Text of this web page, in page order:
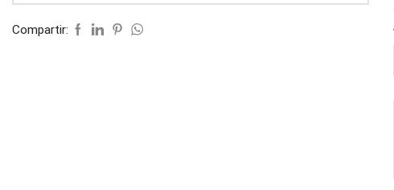
Compartir: